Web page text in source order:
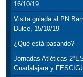
16/10/19
Visita guiada al PN
Dulce, 15/10/19
¿Qué está pasando?
Jornadas Atléticas
Guadalajara y